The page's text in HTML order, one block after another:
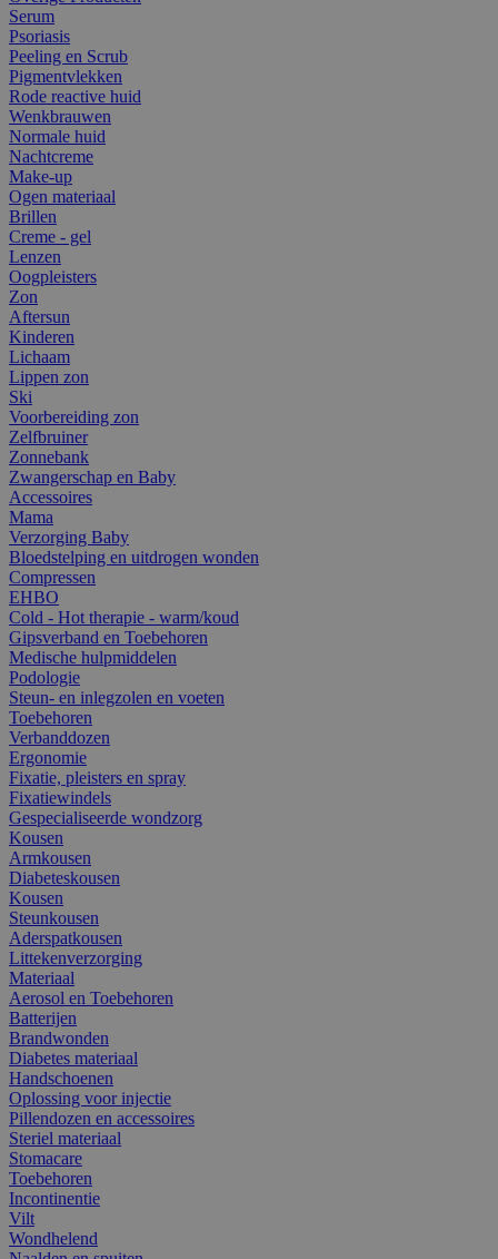
Serum
Psoriasis
Peeling en Scrub
Pigmentvlekken
Rode reactive huid
Wenkbrauwen
Normale huid
Nachtcreme
Make-up
Ogen materiaal
Brillen
Creme - gel
Lenzen
Oogpleisters
Zon
Aftersun
Kinderen
Lichaam
Lippen zon
Ski
Voorbereiding zon
Zelfbruiner
Zonnebank
Zwangerschap en Baby
Accessoires
Mama
Verzorging Baby
Bloedstelping en uitdrogen wonden
Compressen
EHBO
Cold - Hot therapie - warm/koud
Gipsverband en Toebehoren
Medische hulpmiddelen
Podologie
Steun- en inlegzolen en voeten
Toebehoren
Verbanddozen
Ergonomie
Fixatie, pleisters en spray
Fixatiewindels
Gespecialiseerde wondzorg
Kousen
Armkousen
Diabeteskousen
Kousen
Steunkousen
Aderspatkousen
Littekenverzorging
Materiaal
Aerosol en Toebehoren
Batterijen
Brandwonden
Diabetes materiaal
Handschoenen
Oplossing voor injectie
Pillendozen en accessoires
Steriel materiaal
Stomacare
Toebehoren
Incontinentie
Vilt
Wondhelend